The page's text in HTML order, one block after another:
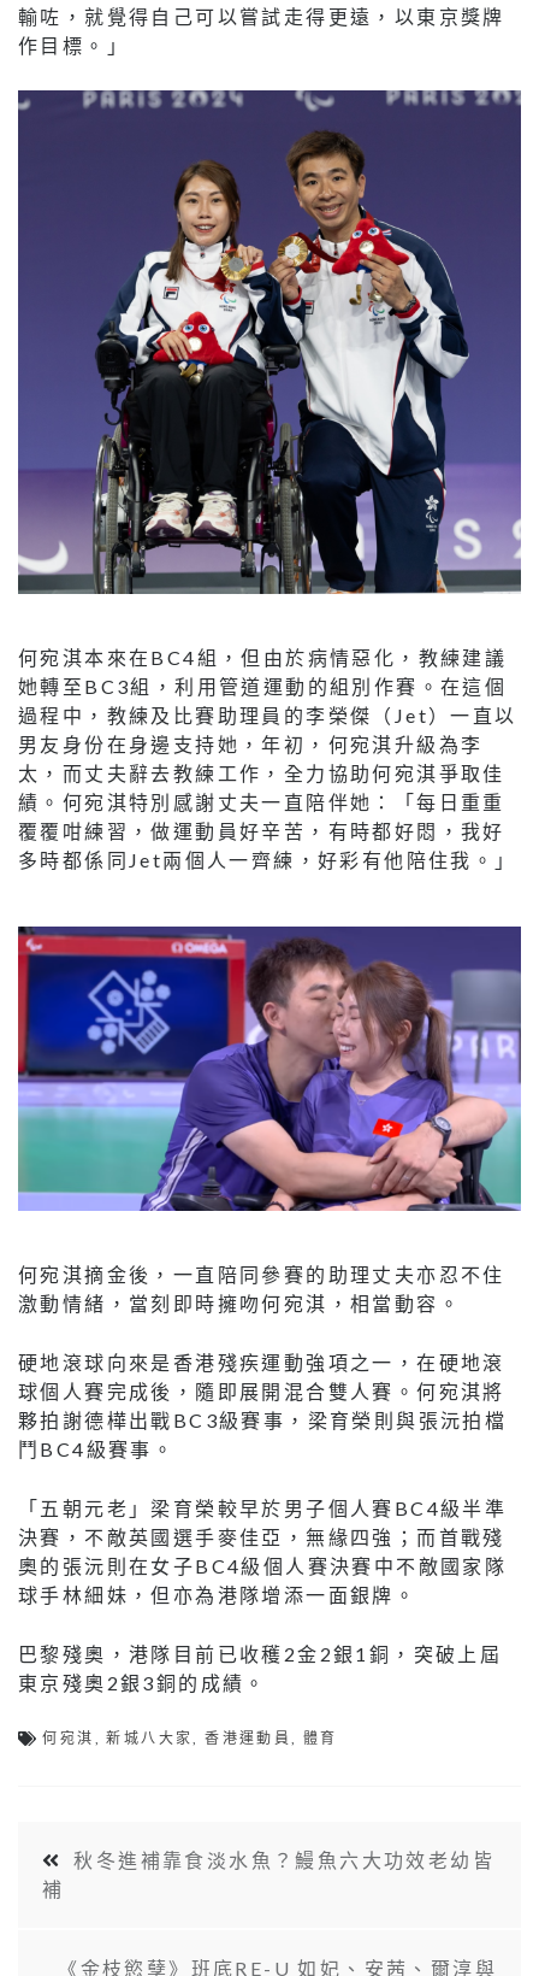
輸咗，就覺得自己可以嘗試走得更遠，以東京獎牌
作目標。」
何宛淇本來在BC4組，但由於病情惡化，教練建議
她轉至BC3組，利用管道運動的組別作賽。在這個
過程中，教練及比賽助理員的李榮傑（Jet）一直以
男友身份在身邊支持她，年初，何宛淇升級為李
太，而丈夫辭去教練工作，全力協助何宛淇爭取佳
績。何宛淇特別感謝丈夫一直陪伴她：「每日重重
覆覆咁練習，做運動員好辛苦，有時都好悶，我好
多時都係同Jet兩個人一齊練，好彩有他陪住我。」
何宛淇摘金後，一直陪同參賽的助理丈夫亦忍不住
激動情緒，當刻即時擁吻何宛淇，相當動容。
硬地滾球向來是香港殘疾運動強項之一，在硬地滾
球個人賽完成後，隨即展開混合雙人賽。何宛淇將
夥拍謝德樺出戰BC3級賽事，梁育榮則與張沅拍檔
鬥BC4級賽事。
「五朝元老」梁育榮較早於男子個人賽BC4級半準
決賽，不敵英國選手麥佳亞，無緣四強；而首戰殘
奧的張沅則在女子BC4級個人賽決賽中不敵國家隊
球手林細妹，但亦為港隊增添一面銀牌。
巴黎殘奧，港隊目前已收穫2金2銀1銅，突破上屆
東京殘奧2銀3銅的成績。
何宛淇 ,新城八大家 ,香港運動員 ,體育
秋冬進補靠食淡水魚？鰻魚六大功效老幼皆
補
《金枝慾孽》班底RE-U 如妃、安茜、爾淳與